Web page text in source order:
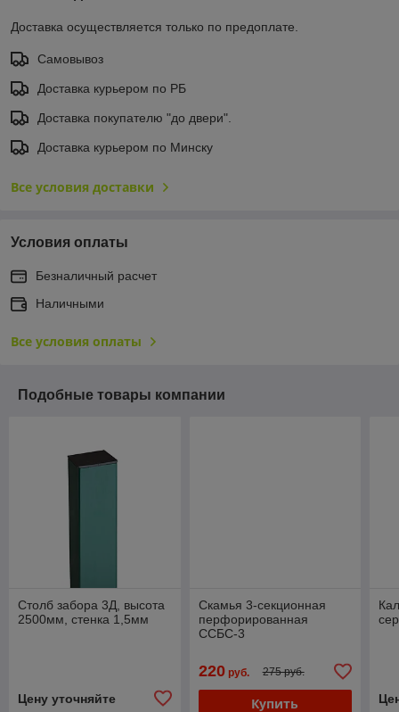
Доставка осуществляется только по предоплате.
Самовывоз
Доставка курьером по РБ
Доставка покупателю "до двери".
Доставка курьером по Минску
Все условия доставки
Условия оплаты
Безналичный расчет
Наличными
Все условия оплаты
Подобные товары компании
Столб забора 3Д, высота
2500мм, стенка 1,5мм
Цену уточняйте
Скамья 3-секционная
перфорированная
ССБС-3
220руб. 275 руб.
Купить